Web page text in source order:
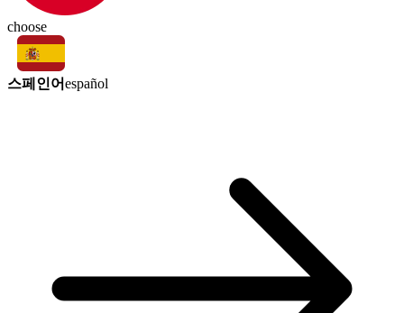
choose
스페인어español